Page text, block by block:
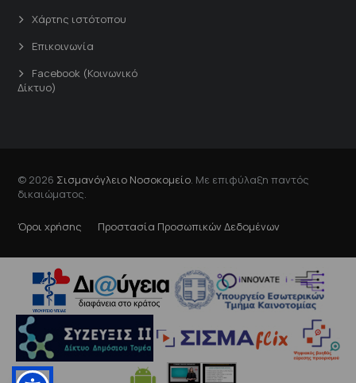
Χάρτης ιστότοπου
Επικοινωνία
Facebook (Κοινωνικό
Δίκτυο)
© 2026 Σισμανόγλειο Νοσοκομείο . Με επιφύλαξη παντός
δικαιώματος.
Όροι χρήσης Προστασία Προσωπικών Δεδομένων